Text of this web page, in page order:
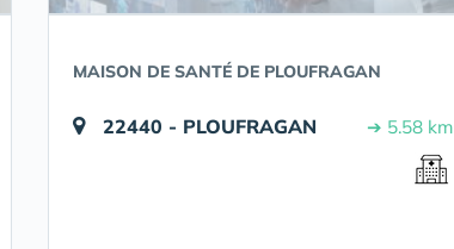
MAISON DE SANTÉ DE PLOUFRAGAN
22440 - PLOUFRAGAN ➔ 5.58 km